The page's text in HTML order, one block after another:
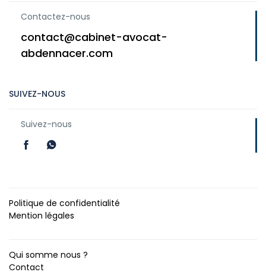
Contactez-nous
contact@cabinet-avocat-
abdennacer.com
SUIVEZ-NOUS
Suivez-nous
Politique de confidentialité
Mention légales
Qui somme nous ?
Contact